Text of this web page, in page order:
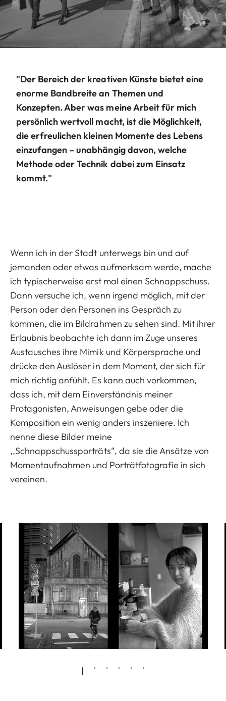
"Der Bereich der kreativen Künste bietet eine
enorme Bandbreite an Themen und
Konzepten. Aber was meine Arbeit für mich
persönlich wertvoll macht, ist die Möglichkeit,
die erfreulichen kleinen Momente des Lebens
einzufangen – unabhängig davon, welche
Methode oder Technik dabei zum Einsatz
kommt."
Wenn ich in der Stadt unterwegs bin und auf
jemanden oder etwas aufmerksam werde, mache
ich typischerweise erst mal einen Schnappschuss.
Dann versuche ich, wenn irgend möglich, mit der
Person oder den Personen ins Gespräch zu
kommen, die im Bildrahmen zu sehen sind. Mit ihrer
Erlaubnis beobachte ich dann im Zuge unseres
Austausches ihre Mimik und Körpersprache und
drücke den Auslöser in dem Moment, der sich für
mich richtig anfühlt. Es kann auch vorkommen,
dass ich, mit dem Einverständnis meiner
Protagonisten, Anweisungen gebe oder die
Komposition ein wenig anders inszeniere. Ich
nenne diese Bilder meine
,,Schnappschussporträts“, da sie die Ansätze von
Momentaufnahmen und Porträtfotografie in sich
vereinen.